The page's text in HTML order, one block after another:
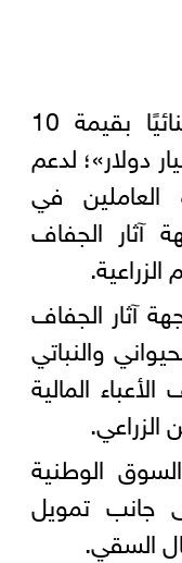
أطلق المغرب برنامجًا استثنائيًا بقيمة 10
درهم «حوالي 1.7 مليار دولار»؛ لدعم
العاملين في
آثار الجفاف
آثار الجفاف
والنباتي
المالية
الزراعي.
الوطنية
جانب تمويل
السقي.